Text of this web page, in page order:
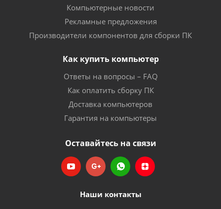
Компьютерные новости
Рекламные предложения
Производители компонентов для сборки ПК
Как купить компьютер
Ответы на вопросы – FAQ
Как оплатить сборку ПК
Доставка компьютеров
Гарантия на компьютеры
Оставайтесь на связи
Наши контакты